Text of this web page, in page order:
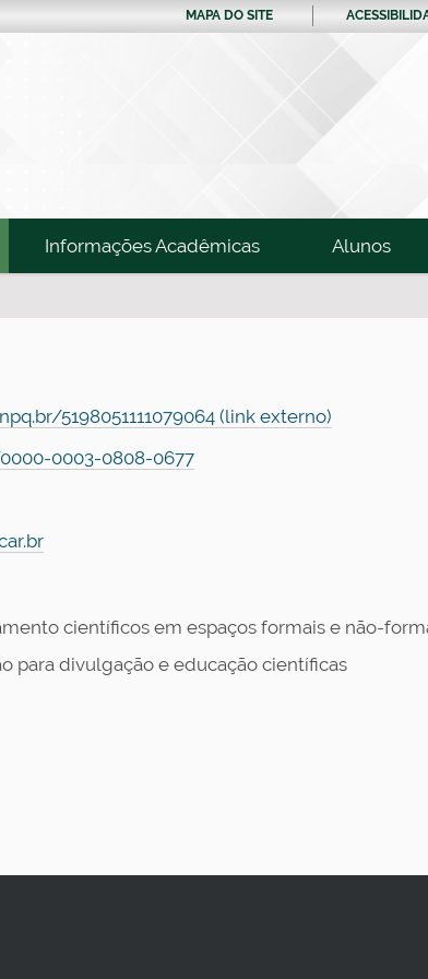
MAPA DO SITE
Informações Acadêmicas Alunos
5198051111079064 (link externo)
0003-0808-0677
científicos em espaços formais e não-
para divulgação e educação científicas